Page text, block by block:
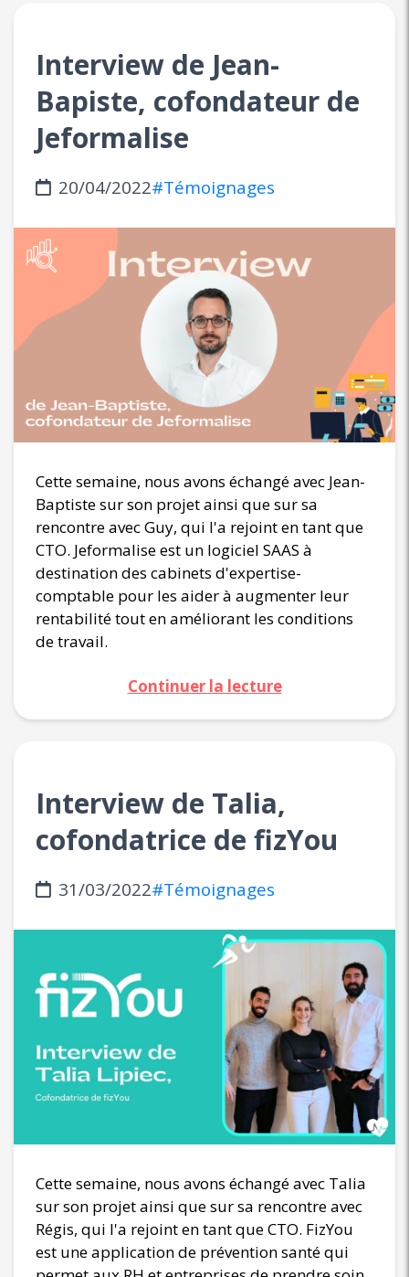
Interview de Jean-
Bapiste, cofondateur de
Jeformalise
20/04/2022#Témoignages
Cette semaine, nous avons échangé avec Jean-
Baptiste sur son projet ainsi que sur sa
rencontre avec Guy, qui l'a rejoint en tant que
CTO. Jeformalise est un logiciel SAAS à
destination des cabinets d'expertise-
comptable pour les aider à augmenter leur
rentabilité tout en améliorant les conditions
de travail.
Continuer la lecture
Interview de Talia,
cofondatrice de fizYou
31/03/2022#Témoignages
Cette semaine, nous avons échangé avec Talia
sur son projet ainsi que sur sa rencontre avec
Régis, qui l'a rejoint en tant que CTO. FizYou
est une application de prévention santé qui